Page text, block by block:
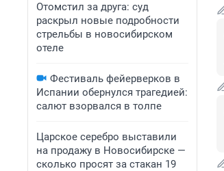
Отомстил за друга: суд
раскрыл новые подробности
стрельбы в новосибирском
отеле
Фестиваль фейерверков в
Испании обернулся трагедией:
салют взорвался в толпе
Царское серебро выставили
на продажу в Новосибирске —
сколько просят за стакан 19